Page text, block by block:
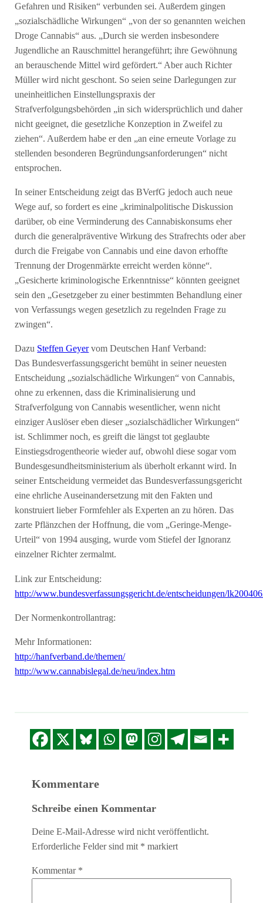
Gefahren und Risiken“ verbunden sei. Außerdem gingen
„sozialschädliche Wirkungen“ „von der so genannten weichen
Droge Cannabis“ aus. „Durch sie werden insbesondere
Jugendliche an Rauschmittel herangeführt; ihre Gewöhnung
an berauschende Mittel wird gefördert.“ Aber auch Richter
Müller wird nicht geschont. So seien seine Darlegungen zur
uneinheitlichen Einstellungspraxis der
Strafverfolgungsbehörden „in sich widersprüchlich und daher
nicht geeignet, die gesetzliche Konzeption in Zweifel zu
ziehen“. Außerdem habe er den „an eine erneute Vorlage zu
stellenden besonderen Begründungsanforderungen“ nicht
entsprochen.
In seiner Entscheidung zeigt das BVerfG jedoch auch neue
Wege auf, so fordert es eine „kriminalpolitische Diskussion
darüber, ob eine Verminderung des Cannabiskonsums eher
durch die generalpräventive Wirkung des Strafrechts oder aber
durch die Freigabe von Cannabis und eine davon erhoffte
Trennung der Drogenmärkte erreicht werden könne“.
„Gesicherte kriminologische Erkenntnisse“ könnten geeignet
sein den „Gesetzgeber zu einer bestimmten Behandlung einer
von Verfassungs wegen gesetzlich zu regelnden Frage zu
zwingen“.
Dazu Steffen Geyervom Deutschen Hanf Verband:
Das Bundesverfassungsgericht bemüht in seiner neuesten
Entscheidung „sozialschädliche Wirkungen“ von Cannabis,
ohne zu erkennen, dass die Kriminalisierung und
Strafverfolgung von Cannabis wesentlicher, wenn nicht
einziger Auslöser eben dieser „sozialschädlicher Wirkungen“
ist. Schlimmer noch, es greift die längst tot geglaubte
Einstiegsdrogentheorie wieder auf, obwohl diese sogar vom
Bundesgesundheitsministerium als überholt erkannt wird. In
seiner Entscheidung vermeidet das Bundesverfassungsgericht
eine ehrliche Auseinandersetzung mit den Fakten und
konstruiert lieber Formfehler als Experten an zu hören. Das
zarte Pflänzchen der Hoffnung, die vom „Geringe-Menge-
Urteil“ von 1994 ausging, wurde vom Stiefel der Ignoranz
einzelner Richter zermalmt.
Link zur Entscheidung:
http://www.bundesverfassungsgericht.de/entscheidungen/
Der Normenkontrollantrag:
Mehr Informationen:
http://hanfverband.de/themen/
http://www.cannabislegal.de/neu/index.htm
Kommentare
Schreibe einen Kommentar
Deine E-Mail-Adresse wird nicht veröffentlicht.
Erforderliche Felder sind mit * markiert
Kommentar *